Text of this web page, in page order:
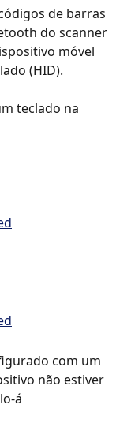
de barras
do scanner
móvel
(HID).
teclado na
com um
não estiver
á